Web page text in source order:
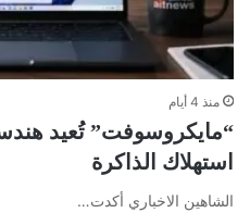
منذ 4 أيام
استهلاك الذاكرة
الشاهين الاخباري أكدت…